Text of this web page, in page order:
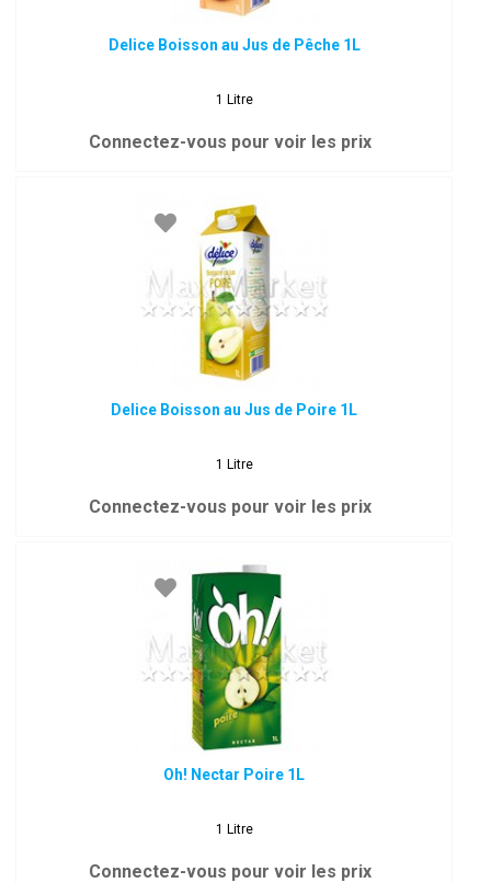
Delice Boisson au Jus de Pêche 1L
1 Litre
Connectez-vous pour voir les prix
Delice Boisson au Jus de Poire 1L
1 Litre
Connectez-vous pour voir les prix
Oh! Nectar Poire 1L
1 Litre
Connectez-vous pour voir les prix